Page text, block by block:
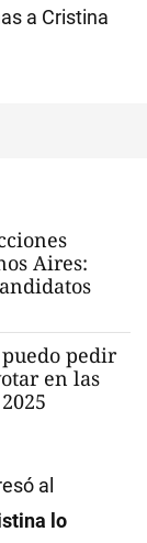
a Cristina
Aires:
pedir
en las
al
lo